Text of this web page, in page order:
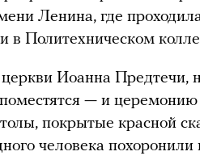
Ленина, где
в Политехническом
Иоанна Предтечи,
— и
покрытые красной
человека похоронили